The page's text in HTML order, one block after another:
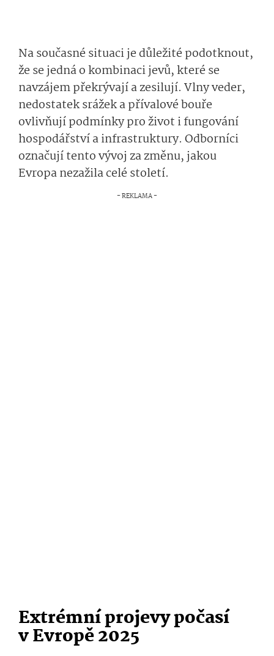
Na současné situaci je důležité podotknout,
že se jedná o kombinaci jevů, které se
navzájem překrývají a zesilují. Vlny veder,
nedostatek srážek a přívalové bouře
ovlivňují podmínky pro život i fungování
hospodářství a infrastruktury. Odborníci
označují tento vývoj za změnu, jakou
Evropa nezažila celé století.
Extrémní projevy počasí
v Evropě 2025